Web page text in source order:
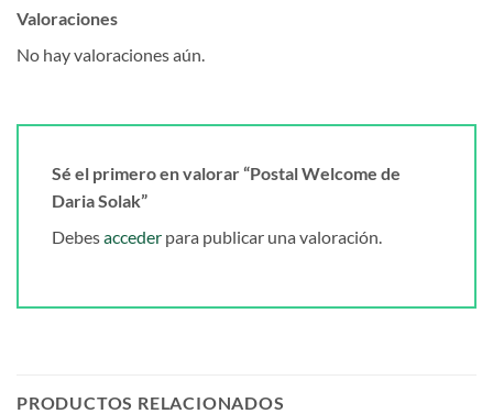
Valoraciones
No hay valoraciones aún.
Sé el primero en valorar “Postal Welcome de
Daria Solak”
Debesacceder para publicar una valoración.
PRODUCTOS RELACIONADOS